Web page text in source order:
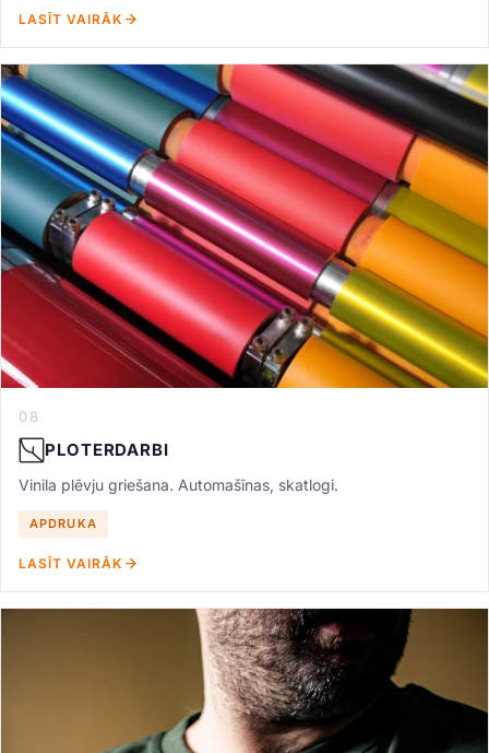
LASĪT VAIRĀK
08
PLOTERDARBI
Vinila plēvju griešana. Automašīnas, skatlogi.
APDRUKA
LASĪT VAIRĀK